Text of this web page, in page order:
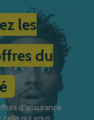
les
du
d'assurance
celle qui vous